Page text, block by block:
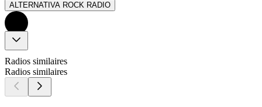
ALTERNATIVA ROCK RADIO
Radios similaires
Radios similaires